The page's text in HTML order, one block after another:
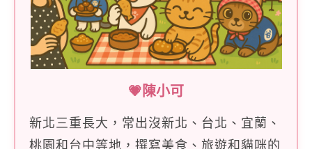
💗陳小可
新北三重長大，常出沒新北、台北、宜蘭、
桃園和台中等地，撰寫美食、旅遊和貓咪的